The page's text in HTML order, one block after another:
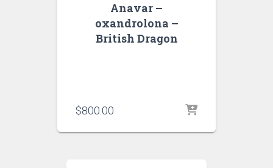
Anavar –
oxandrolona –
British Dragon
$800.00